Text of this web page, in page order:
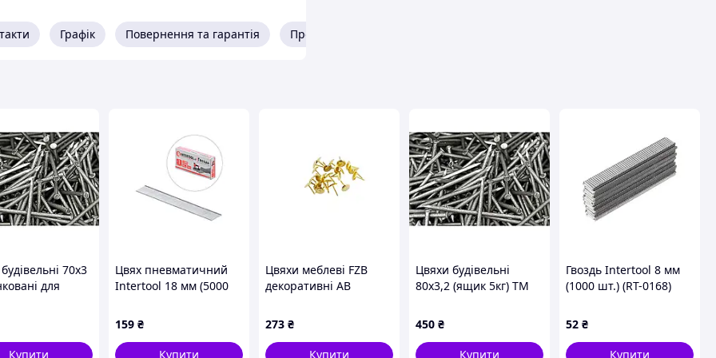
ніж звичайні цвяхи.
з доставкою у всі міста України.
Графік Повернення та гарантія Про продавця
70х3
для
в ящику
Купити
Цвях пневматичний
Intertool 18 мм (5000
159 ₴
Купити
Цвяхи меблеві FZB
декоративні AB
273 ₴
Купити
Цвяхи будівельні
80х3,2 (ящик 5кг) ТМ
450 ₴
Купити
Гвоздь Intertool 8 мм
(1000 шт.) (RT-0168)
52 ₴
Купити